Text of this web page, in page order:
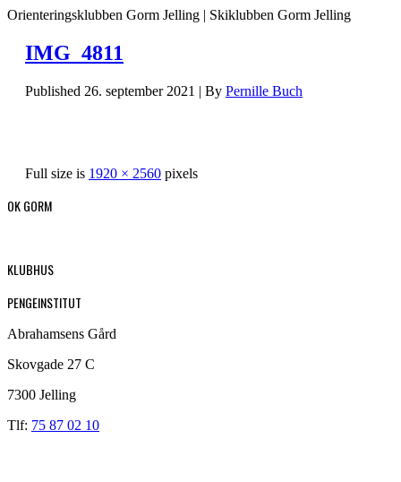
Orienteringsklubben Gorm Jelling | Skiklubben Gorm Jelling
IMG_4811
Published 26. september 2021 | By Pernille Buch
Full size is 1920 × 2560 pixels
OK GORM
KLUBHUS
PENGEINSTITUT
Abrahamsens Gård
Skovgade 27 C
7300 Jelling
Tlf: 75 87 02 10